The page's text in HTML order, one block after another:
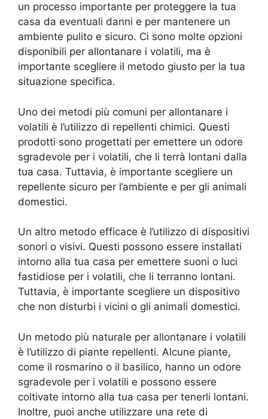
un processo importante per proteggere la tua
casa da eventuali danni e per mantenere un
ambiente pulito e sicuro. Ci sono molte opzioni
disponibili per allontanare i volatili, ma è
importante scegliere il metodo giusto per la tua
situazione specifica.
Uno dei metodi più comuni per allontanare i
volatili è l’utilizzo di repellenti chimici. Questi
prodotti sono progettati per emettere un odore
sgradevole per i volatili, che li terrà lontani dalla
tua casa. Tuttavia, è importante scegliere un
repellente sicuro per l’ambiente e per gli animali
domestici.
Un altro metodo efficace è l’utilizzo di dispositivi
sonori o visivi. Questi possono essere installati
intorno alla tua casa per emettere suoni o luci
fastidiose per i volatili, che li terranno lontani.
Tuttavia, è importante scegliere un dispositivo
che non disturbi i vicini o gli animali domestici.
Un metodo più naturale per allontanare i volatili
è l’utilizzo di piante repellenti. Alcune piante,
come il rosmarino o il basilico, hanno un odore
sgradevole per i volatili e possono essere
coltivate intorno alla tua casa per tenerli lontani.
Inoltre, puoi anche utilizzare una rete di